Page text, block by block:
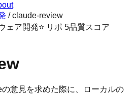
/claude-review
ェア開発⭐ リポ 5品質スコア
意見を求めた際に、ローカルの